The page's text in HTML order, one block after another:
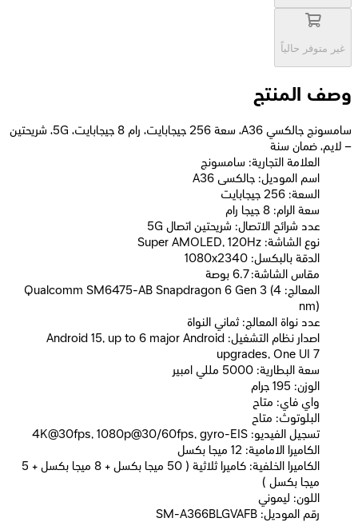
غير متوفر حالياً
وصف المنتج
سامسونج جالكسي A36، سعة 256 جيجابايت، رام 8 جيجابايت، 5G، شريحتين
– لايم، ضمان سنة
العلامة التجارية: سامسونج
اسم الموديل: جالكسى A36
السعة: 256 جيجابايت
سعة الرام: 8 جيجا رام
عدد شرائح الاتصال: شريحتين اتصال 5G
نوع الشاشة: Super AMOLED, 120Hz
الدقة بالبكسل: 1080x2340
مقاس الشاشة: 6.7 بوصة
المعالج: Qualcomm SM6475-AB Snapdragon 6 Gen 3 (4
nm)
عدد نواة المعالج: ثماني النواة
اصدار نظام التشغيل: Android 15, up to 6 major Android
upgrades, One UI 7
سعة البطارية: 5000 مللي امبير
الوزن: 195 جرام
واي فاي: متاح
البلوتوث: متاح
تسجيل الفيديو: 4K@30fps, 1080p@30/60fps, gyro-EIS
الكاميرا الامامية: 12 ميجا بكسل
الكاميرا الخلفية: كاميرا ثلاثية ( 50 ميجا بكسل + 8 ميجا بكسل + 5
ميجا بكسل )
اللون: ليموني
رقم الموديل: SM-A366BLGVAFB